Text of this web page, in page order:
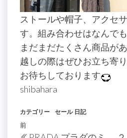
ストールや帽子、アクセ
す。組み合わせはなんで
まだまだたくさん商品が
越しの際はぜひお立ち寄
お待ちしております
shibahara
カテゴリー セール 日記
投
過
前